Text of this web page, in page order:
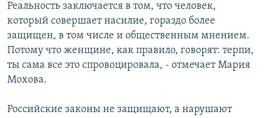
Реальность заключается в том, что человек,
который совершает насилие, гораздо более
защищен, в том числе и общественным мнением.
Потому что женщине, как правило, говорят: терпи,
ты сама все это спровоцировала, - отмечает Мария
Мохова.
Российские законы не защищают, а нарушают